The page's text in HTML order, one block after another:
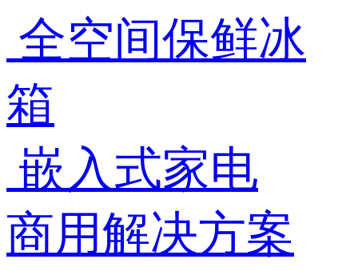
全空间保鲜冰
箱
嵌入式家电
商用解决方案